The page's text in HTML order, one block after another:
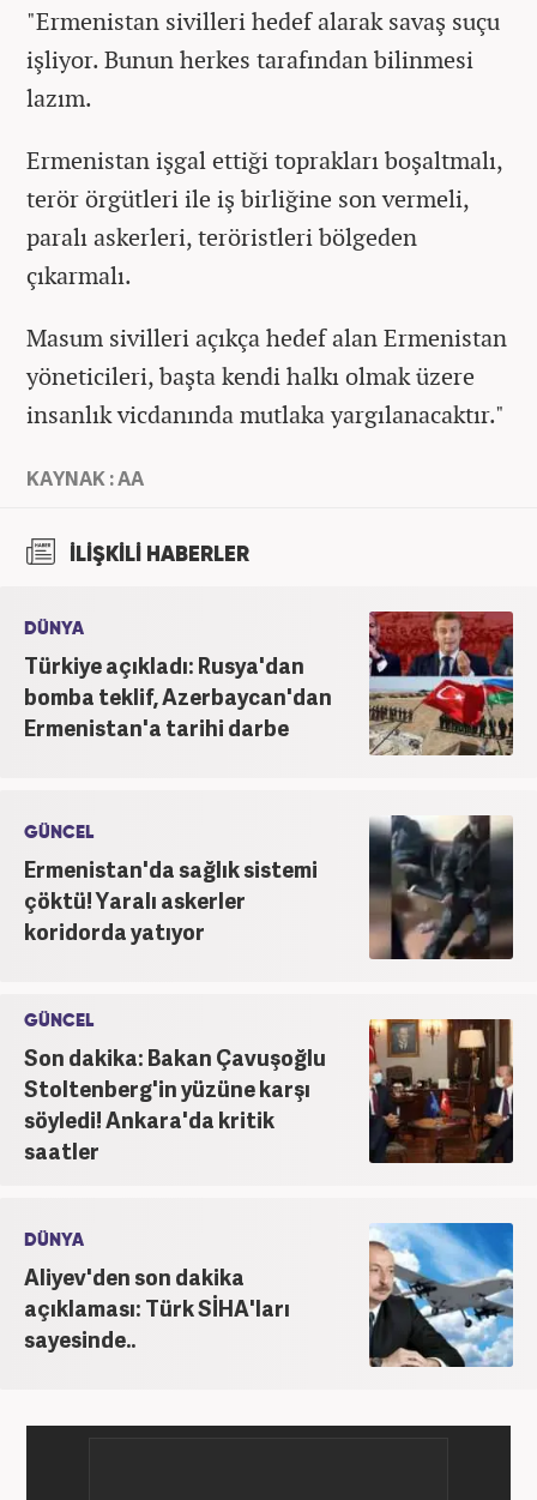
"Ermenistan sivilleri hedef alarak savaş suçu
işliyor. Bunun herkes tarafından bilinmesi
lazım.
Ermenistan işgal ettiği toprakları boşaltmalı,
terör örgütleri ile iş birliğine son vermeli,
paralı askerleri, teröristleri bölgeden
çıkarmalı.
Masum sivilleri açıkça hedef alan Ermenistan
yöneticileri, başta kendi halkı olmak üzere
insanlık vicdanında mutlaka yargılanacaktır."
KAYNAK : AA
İLİŞKİLİ HABERLER
DÜNYA
Türkiye açıkladı: Rusya'dan
bomba teklif, Azerbaycan'dan
Ermenistan'a tarihi darbe
GÜNCEL
Ermenistan'da sağlık sistemi
çöktü! Yaralı askerler
koridorda yatıyor
GÜNCEL
Son dakika: Bakan Çavuşoğlu
Stoltenberg'in yüzüne karşı
söyledi! Ankara'da kritik
saatler
DÜNYA
Aliyev'den son dakika
açıklaması: Türk SİHA'ları
sayesinde..